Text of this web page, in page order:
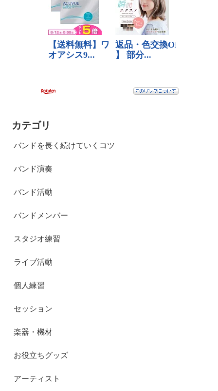
カテゴリ
バンドを長く続けていくコツ
バンド演奏
バンド活動
バンドメンバー
スタジオ練習
ライブ活動
個人練習
セッション
楽器・機材
お役立ちグッズ
アーティスト